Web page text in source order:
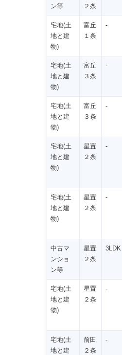
ン等
２条
宅地(土
地と建
物)
富丘
１条
-
宅地(土
地と建
物)
富丘
３条
-
宅地(土
地と建
物)
富丘
３条
-
宅地(土
地と建
物)
星置
２条
-
宅地(土
地と建
物)
星置
２条
-
中古マ
ンショ
ン等
星置
２条
3LDK
宅地(土
地と建
物)
星置
２条
-
宅地(土
地と建
前田
２条
-